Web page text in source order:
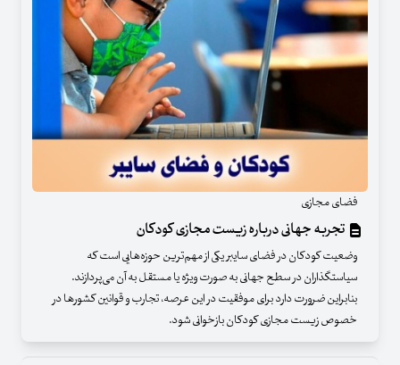
فضای مجازی
تجربه جهانی درباره زیست مجازی کودکان
وضعیت کودکان در فضای سایبر یکی از مهم‌ترین حوزه‌هایی است که
سیاستگذاران در سطح جهانی به صورت ویژه یا مستقل به آن می‌پردازند.
بنابراین ضرورت دارد برای موفقیت در این عرصه، تجارب و قوانین کشورها در
خصوص زیست مجازی کودکان بازخوانی شود.